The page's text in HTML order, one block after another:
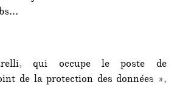
qui occupe le poste de
de la protection des données »,